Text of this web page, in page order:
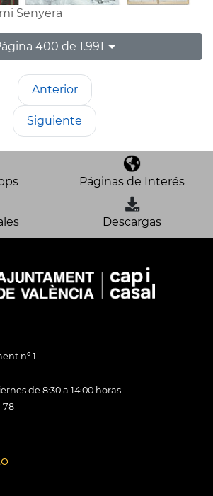
Senyera
400 de 1.991
Anterior
Siguiente
Páginas de Interés
Descargas
nº 1
de 8:30 a 14:00 horas
78